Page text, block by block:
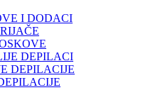
I DODACI
DEPILACI
DEPILACIJE